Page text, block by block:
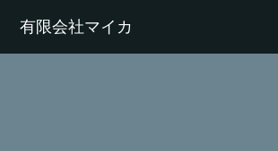
有限会社マイカ